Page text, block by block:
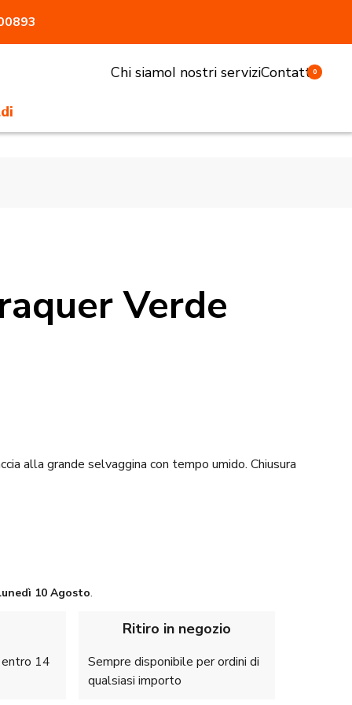
Chi siamoI nostri serviziContatti0
Verde
alla grande selvaggina con tempo umido. Chiusura
10 Agosto.
entro 14
Ritiro in negozio
Sempre disponibile per ordini di
qualsiasi importo